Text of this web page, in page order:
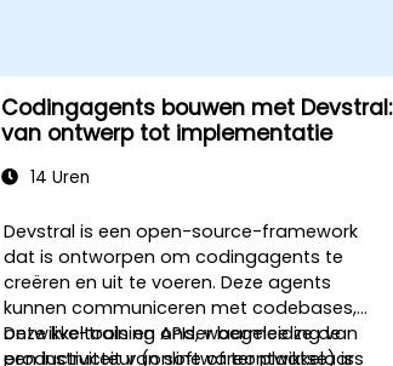
Codingagents bouwen met Devstral:
van ontwerp tot implementatie
14 Uren
Devstral is een open-source-framework
dat is ontworpen om codingagents te
creëren en uit te voeren. Deze agents
kunnen communiceren met codebases,
ontwikkeltools en APIs, waarmee ze de
productiviteit van softwareontwikkelaars
Deze live-training onder begeleiding van
een instructeur (online of ter plaatse) is